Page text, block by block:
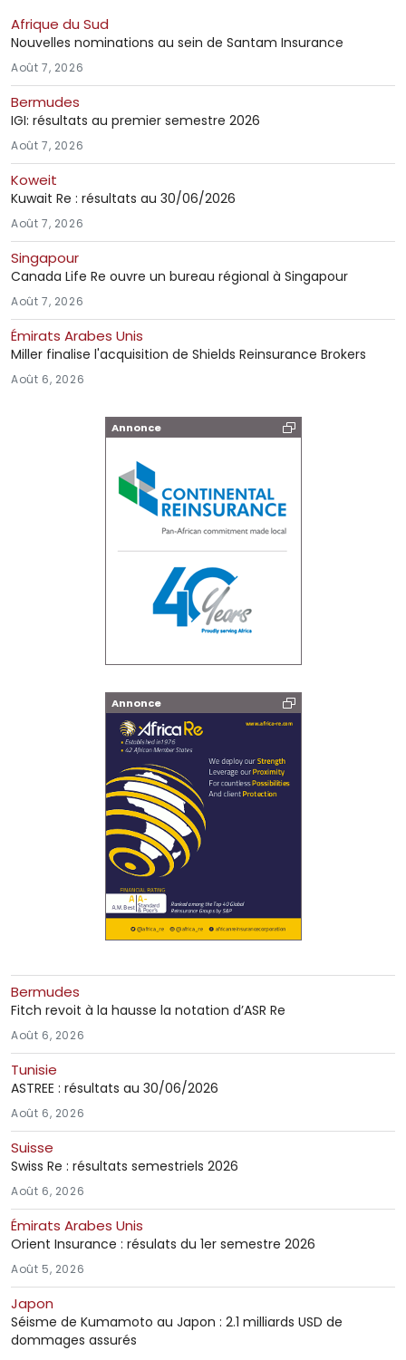
Afrique du Sud
Nouvelles nominations au sein de Santam Insurance
Août 7, 2026
Bermudes
IGI: résultats au premier semestre 2026
Août 7, 2026
Koweit
Kuwait Re : résultats au 30/06/2026
Août 7, 2026
Singapour
Canada Life Re ouvre un bureau régional à Singapour
Août 7, 2026
Émirats Arabes Unis
Miller finalise l'acquisition de Shields Reinsurance Brokers
Août 6, 2026
Annonce
Annonce
Bermudes
Fitch revoit à la hausse la notation d’ASR Re
Août 6, 2026
Tunisie
ASTREE : résultats au 30/06/2026
Août 6, 2026
Suisse
Swiss Re : résultats semestriels 2026
Août 6, 2026
Émirats Arabes Unis
Orient Insurance : résulats du 1er semestre 2026
Août 5, 2026
Japon
Séisme de Kumamoto au Japon : 2.1 milliards USD de
dommages assurés